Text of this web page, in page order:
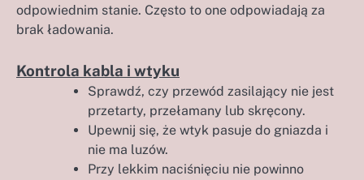
odpowiednim stanie. Często to one odpowiadają za
brak ładowania.
Kontrola kabla i wtyku
Sprawdź, czy przewód zasilający nie jest
przetarty, przełamany lub skręcony.
Upewnij się, że wtyk pasuje do gniazda i
nie ma luzów.
Przy lekkim naciśnięciu nie powinno